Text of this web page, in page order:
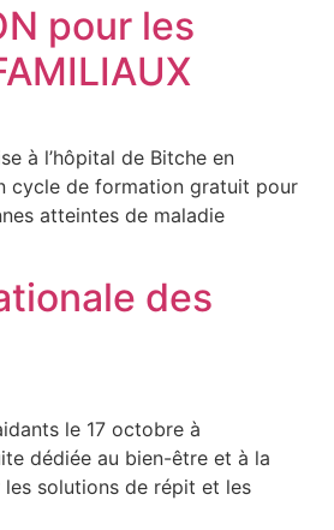
pour les
à l’hôpital de Bitche en
cycle de formation gratuit pour
atteintes de maladie
des
le 17 octobre à
dédiée au bien-être et à la
solutions de répit et les